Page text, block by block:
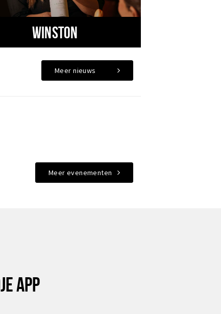
Winston
Meer nieuws
Meer evenementen
APP